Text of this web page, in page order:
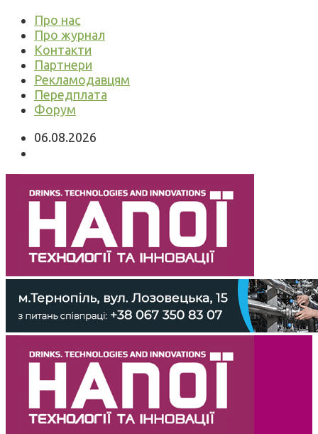
Про нас
Про журнал
Контакти
Партнери
Рекламодавцям
Передплата
Форум
06.08.2026